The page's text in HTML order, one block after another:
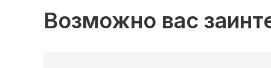
Возможно вас